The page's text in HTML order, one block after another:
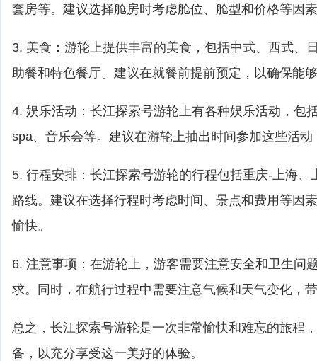
套房等。建议选择舱房时考虑舱位、舱型和价格等因
3. 美食：游轮上提供丰富的美食，包括中式、西式、
助餐和特色餐厅。建议在就餐前提前预定，以确保能
4. 娱乐活动：长江探索号游轮上有各种娱乐活动，包
spa、音乐会等。建议在游轮上抽出时间参加这些活
5. 行程安排：长江探索号游轮的行程包括重庆-上海、
路线。建议在选择行程时考虑时间、景点和费用等因
愉快。
6. 注意事项：在游轮上，游客需要注意安全和卫生问
求。同时，在航行过程中需要注意气候和天气变化，
总之，长江探索号游轮是一次非常愉快和难忘的旅程
备，以充分享受这一美好的体验。